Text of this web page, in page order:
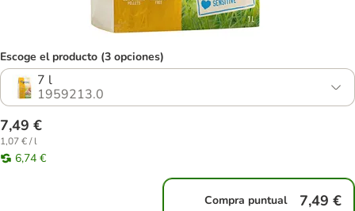
Escoge el producto (3 opciones)
7 l
1959213.0
7,49 €
1,07 € / l
6,74 €
Compra puntual 7,49 €